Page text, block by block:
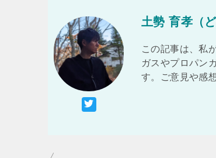
土勢 育孝（
この記事は、私
ガスやプロパン
す。ご意見や感